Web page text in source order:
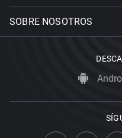
SOBRE NOSOTROS